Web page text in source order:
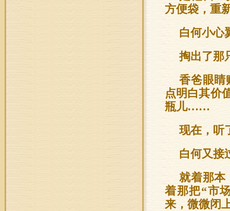
方便袋，重
白何小心
掏出了那
香爸眼睛
点明白其价
瓶儿……
现在，听
白何又接
就着那本
着那把“市
来，微微闭